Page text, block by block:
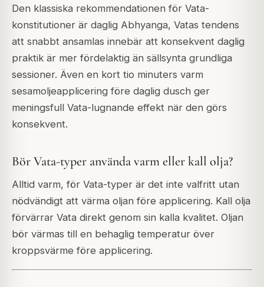
Den klassiska rekommendationen för Vata-
konstitutioner är daglig Abhyanga, Vatas tendens
att snabbt ansamlas innebär att konsekvent daglig
praktik är mer fördelaktig än sällsynta grundliga
sessioner. Även en kort tio minuters varm
sesamoljeapplicering före daglig dusch ger
meningsfull Vata-lugnande effekt när den görs
konsekvent.
Bör Vata-typer använda varm eller kall olja?
Alltid varm, för Vata-typer är det inte valfritt utan
nödvändigt att värma oljan före applicering. Kall olja
förvärrar Vata direkt genom sin kalla kvalitet. Oljan
bör värmas till en behaglig temperatur över
kroppsvärme före applicering.